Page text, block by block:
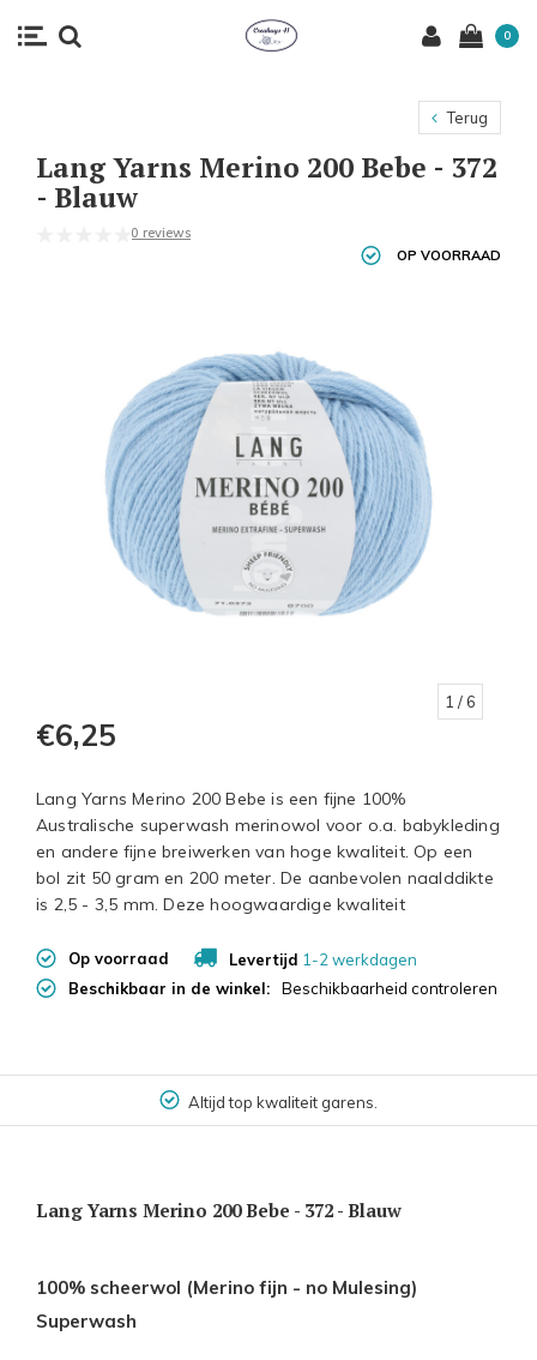
0
Terug
Lang Yarns Merino 200 Bebe - 372
- Blauw
0 reviews
OP VOORRAAD
1 / 6
€6,25
Lang Yarns Merino 200 Bebe is een fijne 100%
Australische superwash merinowol voor o.a. babykleding
en andere fijne breiwerken van hoge kwaliteit. Op een
bol zit 50 gram en 200 meter. De aanbevolen naalddikte
is 2,5 - 3,5 mm. Deze hoogwaardige kwaliteit
Op voorraad Levertijd 1-2 werkdagen
Beschikbaar in de winkel:
Beschikbaarheid controleren
Altijd top kwaliteit garens.
Lang Yarns Merino 200 Bebe - 372 - Blauw
100% scheerwol (Merino fijn - no Mulesing)
Superwash